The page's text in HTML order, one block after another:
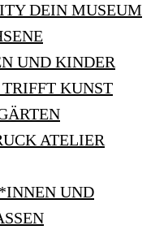
DEIN MUSEUM
UND KINDER
KUNST
ATELIER
UND